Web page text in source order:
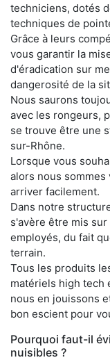
techniciens, dotés
techniques de
Grâce à leurs
vous garantir la
d'éradication sur
dangerosité de la
Nous saurons
avec les rongeurs,
se trouve être une
sur-Rhône.
Lorsque vous
alors nous
arriver facilement.
Dans notre
s'avère être mis
employés, du fait
terrain.
Tous les produits
matériels high tech
nous en jouissons
bon escient pour
Pourquoi faut-il
nuisibles ?